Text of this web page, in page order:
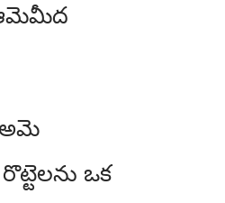
ఆమెమీద
అమె
ఒక